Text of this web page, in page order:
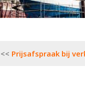
Bericht
Prijsafspraak bij